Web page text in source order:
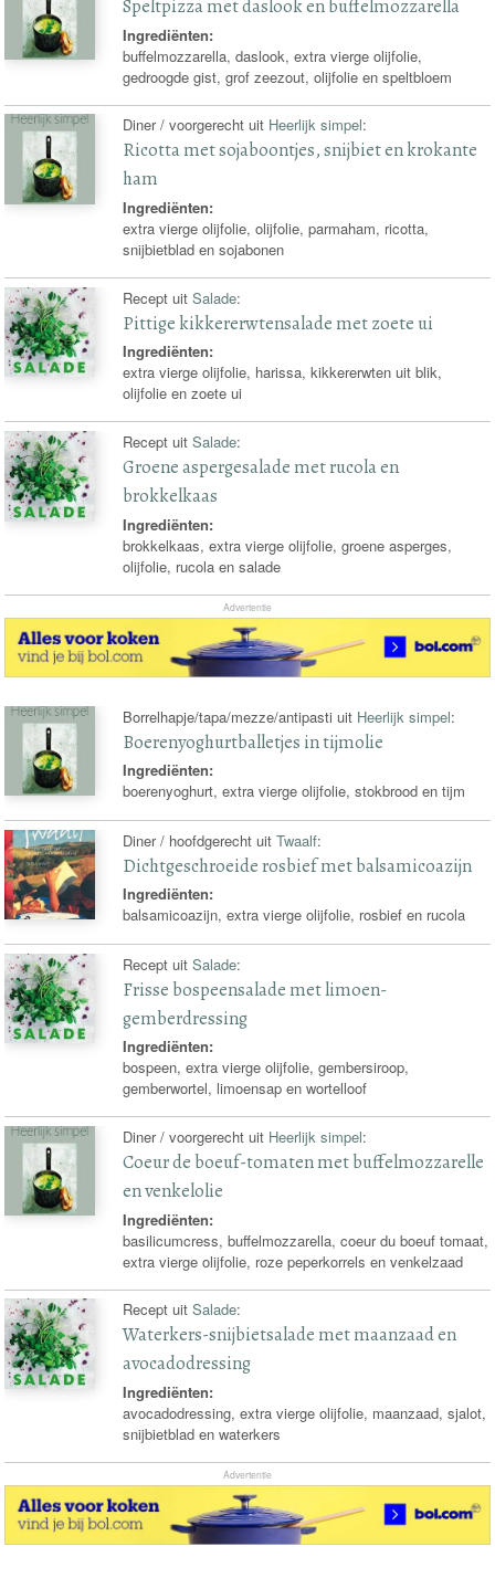
Speltpizza met daslook en buffelmozzarella
Ingrediënten:
buffelmozzarella, daslook, extra vierge olijfolie,
gedroogde gist, grof zeezout, olijfolie en speltbloem
Diner / voorgerecht uit Heerlijk simpel:
Ricotta met sojaboontjes, snijbiet en krokante
ham
Ingrediënten:
extra vierge olijfolie, olijfolie, parmaham, ricotta,
snijbietblad en sojabonen
Recept uitSalade:
Pittige kikkererwtensalade met zoete ui
Ingrediënten:
extra vierge olijfolie, harissa, kikkererwten uit blik,
olijfolie en zoete ui
Recept uitSalade:
Groene aspergesalade met rucola en
brokkelkaas
Ingrediënten:
brokkelkaas, extra vierge olijfolie, groene asperges,
olijfolie, rucola en salade
Advertentie
Borrelhapje/tapa/mezze/antipasti uit Heerlijk simpel:
Boerenyoghurtballetjes in tijmolie
Ingrediënten:
boerenyoghurt, extra vierge olijfolie, stokbrood en tijm
Diner / hoofdgerecht uitTwaalf:
Dichtgeschroeide rosbief met balsamicoazijn
Ingrediënten:
balsamicoazijn, extra vierge olijfolie, rosbief en rucola
Recept uitSalade:
Frisse bospeensalade met limoen-
gemberdressing
Ingrediënten:
bospeen, extra vierge olijfolie, gembersiroop,
gemberwortel, limoensap en wortelloof
Diner / voorgerecht uit Heerlijk simpel:
Coeur de boeuf-tomaten met buffelmozzarelle
en venkelolie
Ingrediënten:
basilicumcress, buffelmozzarella, coeur du boeuf tomaat,
extra vierge olijfolie, roze peperkorrels en venkelzaad
Recept uitSalade:
Waterkers-snijbietsalade met maanzaad en
avocadodressing
Ingrediënten:
avocadodressing, extra vierge olijfolie, maanzaad, sjalot,
snijbietblad en waterkers
Advertentie